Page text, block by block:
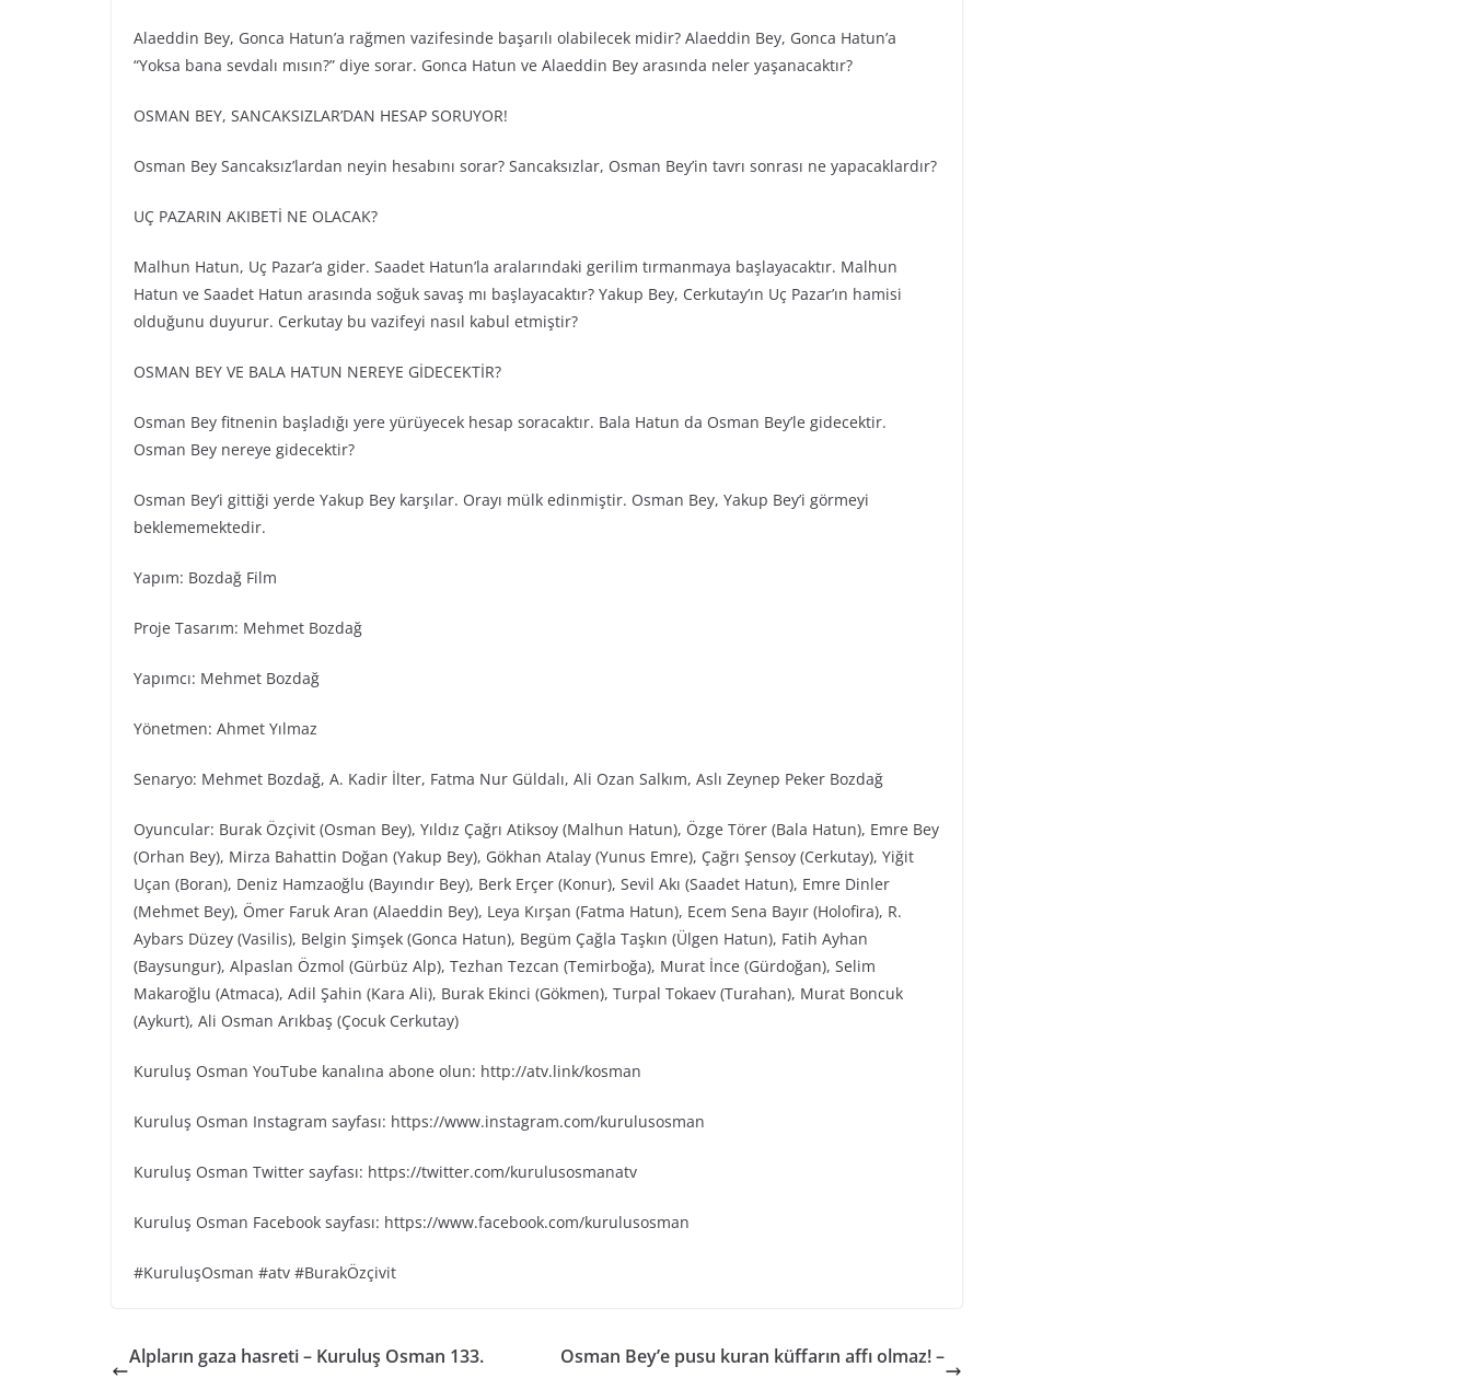
Alaeddin Bey, Gonca Hatun’a rağmen vazifesinde başarılı olabilecek midir? Alaeddin Bey, Gonca Hatun’a
“Yoksa bana sevdalı mısın?” diye sorar. Gonca Hatun ve Alaeddin Bey arasında neler yaşanacaktır?
OSMAN BEY, SANCAKSIZLAR’DAN HESAP SORUYOR!
Osman Bey Sancaksız’lardan neyin hesabını sorar? Sancaksızlar, Osman Bey’in tavrı sonrası ne yapacaklardır?
UÇ PAZARIN AKIBETİ NE OLACAK?
Malhun Hatun, Uç Pazar’a gider. Saadet Hatun’la aralarındaki gerilim tırmanmaya başlayacaktır. Malhun
Hatun ve Saadet Hatun arasında soğuk savaş mı başlayacaktır? Yakup Bey, Cerkutay’ın Uç Pazar’ın hamisi
olduğunu duyurur. Cerkutay bu vazifeyi nasıl kabul etmiştir?
OSMAN BEY VE BALA HATUN NEREYE GİDECEKTİR?
Osman Bey fitnenin başladığı yere yürüyecek hesap soracaktır. Bala Hatun da Osman Bey’le gidecektir.
Osman Bey nereye gidecektir?
Osman Bey’i gittiği yerde Yakup Bey karşılar. Orayı mülk edinmiştir. Osman Bey, Yakup Bey’i görmeyi
beklememektedir.
Yapım: Bozdağ Fi̇lm
Proje Tasarım: Mehmet Bozdağ
Yapımcı: Mehmet Bozdağ
Yönetmen: Ahmet Yılmaz
Senaryo: Mehmet Bozdağ, A. Kadir İlter, Fatma Nur Güldalı, Ali Ozan Salkım, Aslı Zeynep Peker Bozdağ
Oyuncular: Burak Özçivit (Osman Bey), Yıldız Çağrı Atiksoy (Malhun Hatun), Özge Törer (Bala Hatun), Emre Bey
(Orhan Bey), Mirza Bahattin Doğan (Yakup Bey), Gökhan Atalay (Yunus Emre), Çağrı Şensoy (Cerkutay), Yiğit
Uçan (Boran), Deniz Hamzaoğlu (Bayındır Bey), Berk Erçer (Konur), Sevil Akı (Saadet Hatun), Emre Dinler
(Mehmet Bey), Ömer Faruk Aran (Alaeddin Bey), Leya Kırşan (Fatma Hatun), Ecem Sena Bayır (Holofira), R.
Aybars Düzey (Vasilis), Belgin Şimşek (Gonca Hatun), Begüm Çağla Taşkın (Ülgen Hatun), Fatih Ayhan
(Baysungur), Alpaslan Özmol (Gürbüz Alp), Tezhan Tezcan (Temirboğa), Murat İnce (Gürdoğan), Selim
Makaroğlu (Atmaca), Adil Şahin (Kara Ali), Burak Ekinci (Gökmen), Turpal Tokaev (Turahan), Murat Boncuk
(Aykurt), Ali Osman Arıkbaş (Çocuk Cerkutay)
Kuruluş Osman YouTube kanalına abone olun: http://atv.link/kosman
Kuruluş Osman Instagram sayfası: https://www.instagram.com/kurulusosman
Kuruluş Osman Twitter sayfası: https://twitter.com/kurulusosmanatv
Kuruluş Osman Facebook sayfası: https://www.facebook.com/kurulusosman
#KuruluşOsman #atv #BurakÖzçivit
Alpların gaza hasreti – Kuruluş Osman 133.
Osman Bey’e pusu kuran küffarın affı olmaz! –